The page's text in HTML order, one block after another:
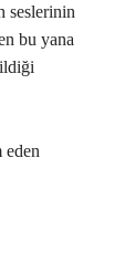
seslerinin
bu yana
eden